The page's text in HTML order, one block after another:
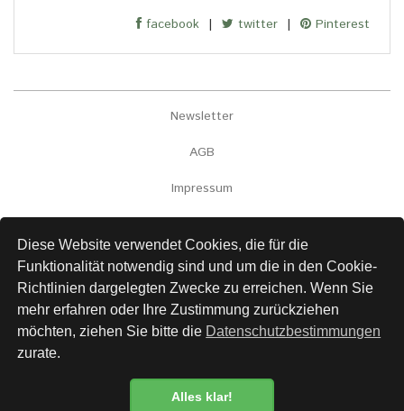
Diese Website verwendet Cookies, die für die
Funktionalität notwendig sind und um die in den Cookie-
Richtlinien dargelegten Zwecke zu erreichen. Wenn Sie
mehr erfahren oder Ihre Zustimmung zurückziehen
möchten, ziehen Sie bitte die Datenschutzbestimmungen
zurate.
Alles klar!
facebook | twitter | Pinterest
Newsletter
AGB
Impressum
Kontakt
Links
Datenschutz